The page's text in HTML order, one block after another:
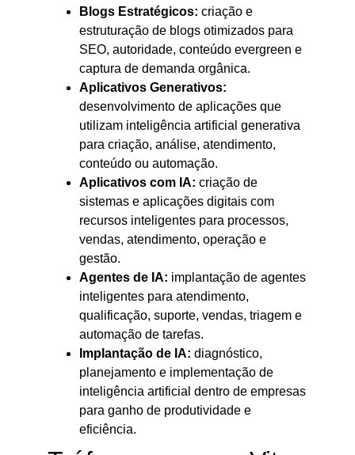
Blogs Estratégicos: criação e
estruturação de blogs otimizados para
SEO, autoridade, conteúdo evergreen e
captura de demanda orgânica.
Aplicativos Generativos:
desenvolvimento de aplicações que
utilizam inteligência artificial generativa
para criação, análise, atendimento,
conteúdo ou automação.
Aplicativos com IA: criação de
sistemas e aplicações digitais com
recursos inteligentes para processos,
vendas, atendimento, operação e
gestão.
Agentes de IA: implantação de agentes
inteligentes para atendimento,
qualificação, suporte, vendas, triagem e
automação de tarefas.
Implantação de IA: diagnóstico,
planejamento e implementação de
inteligência artificial dentro de empresas
para ganho de produtividade e
eficiência.